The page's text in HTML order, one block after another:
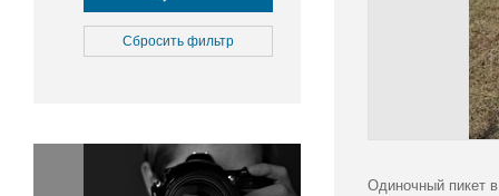
Культура
Медицина
Окружающая среда
Политика
Сбросить фильтр
Одиночный пикет